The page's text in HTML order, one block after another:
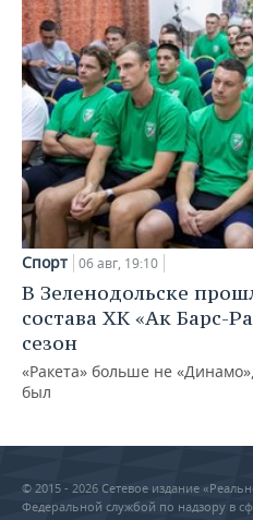
Спорт 06 авг, 19:10
В Зеленодольске
состава ХК «Ак Барс-
сезон
«Ракета» больше не
был
© 2015 - 2026 Сетевое издание
Федеральной службой по надзору в